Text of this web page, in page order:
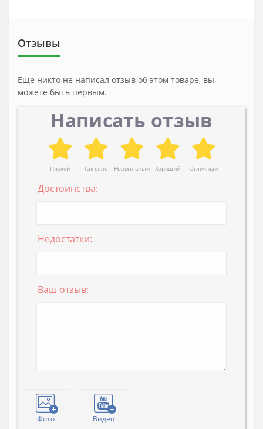
Отзывы
Еще никто не написал отзыв об этом товаре, вы
можете быть первым.
Написать отзыв
Плохой Так себе Нормальный Хороший Отличный
Достоинства:
Недостатки:
Ваш отзыв:
Фото Видео